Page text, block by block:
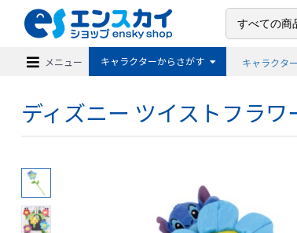
メニュー キャラクターからさがす キャラクタ
ディズニー ツイストフラ